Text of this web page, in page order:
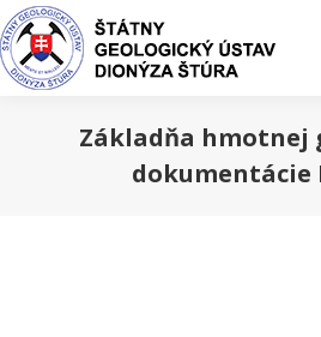
Základňa hmotnej
dokumentácie